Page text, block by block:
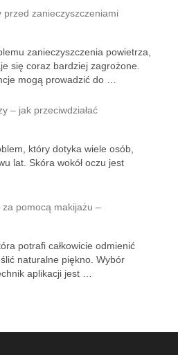
przed zanieczyszczeniami
zanieczyszczenia powietrza,
się coraz bardziej zagrożone.
mogą prowadzić do …
– jak przeciwdziałać
który dotyka wiele osób,
lat. Skóra wokół oczu jest
pomocą makijażu –
potrafi całkowicie odmienić
naturalne piękno. Wybór
aplikacji jest …